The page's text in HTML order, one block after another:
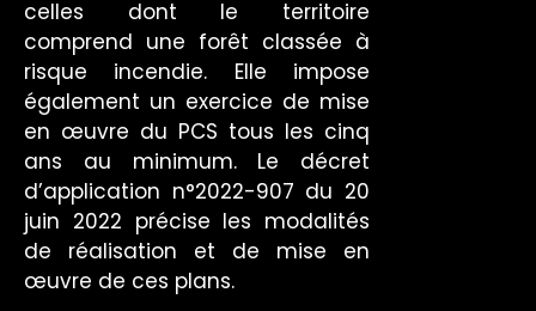
celles dont le territoire
comprend une forêt classée à
risque incendie. Elle impose
également un exercice de mise
en œuvre du PCS tous les cinq
ans au minimum. Le décret
d’application n°2022-907 du 20
juin 2022 précise les modalités
de réalisation et de mise en
œuvre de ces plans.